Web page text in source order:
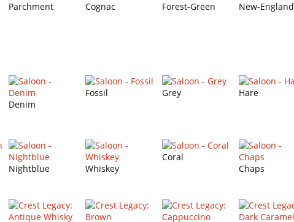
Parchment Cognac Forest-Green New-England
Denim
Fossil Grey
Hare
Nightblue
Whiskey
Coral
Chaps